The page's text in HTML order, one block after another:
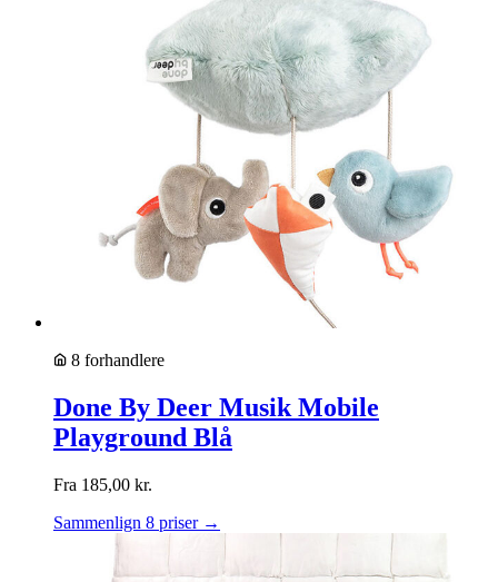
8 forhandlere
Done By Deer Musik Mobile
Playground Blå
Fra 185,00 kr.
Sammenlign 8 priser →